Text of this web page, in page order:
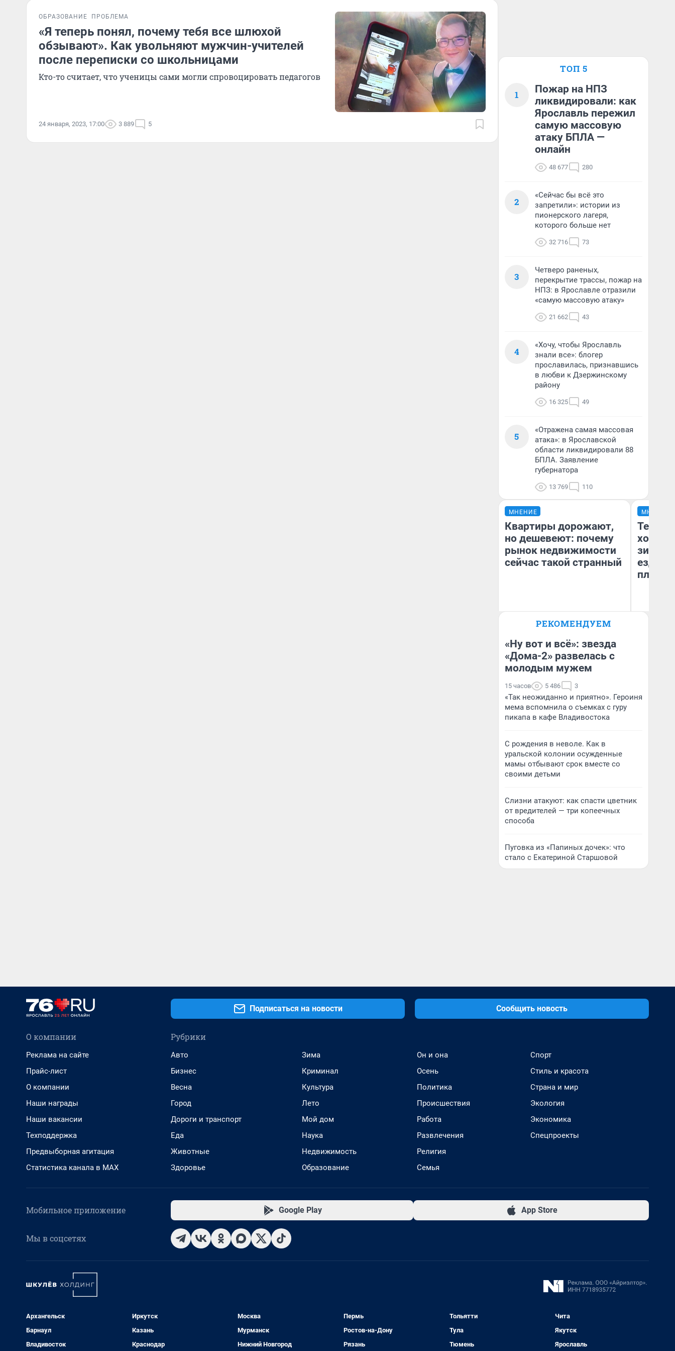
ОБРАЗОВАНИЕ ПРОБЛЕМА
«Я теперь понял, почему тебя все шлюхой
обзывают». Как увольняют мужчин-учителей
после переписки со школьницами
Кто-то считает, что ученицы сами могли спровоцировать педагогов
24 января, 2023, 17:00 3 889 5
ТОП 5
1
Пожар на НПЗ
ликвидировали: как
Ярославль пережил
самую массовую
атаку БПЛА —
онлайн
48 677 280
2
«Сейчас бы всё это
запретили»: истории из
пионерского лагеря,
которого больше нет
32 716 73
3
Четверо раненых,
перекрытие трассы, пожар на
НПЗ: в Ярославле отразили
«самую массовую атаку»
21 662 43
4
«Хочу, чтобы Ярославль
знали все»: блогер
прославилась, признавшись
в любви к Дзержинскому
району
16 325 49
5
«Отражена самая массовая
атака»: в Ярославской
области ликвидировали 88
БПЛА. Заявление
губернатора
13 769 110
МНЕНИЕ
Квартиры дорожают,
но дешевеют: почему
рынок недвижимости
сейчас такой странный
Екатерина Торопова
недвижимости
МНЕНИЕ
Тепло
зимой.
ездит
плюсы
РЕКОМЕНДУЕМ
«Ну вот и всё»: звезда
«Дома-2» развелась с
молодым мужем
15 часов 5 486 3
«Так неожиданно и приятно». Героиня
мема вспомнила о съемках с гуру
пикапа в кафе Владивостока
С рождения в неволе. Как в
уральской колонии осужденные
мамы отбывают срок вместе со
своими детьми
Слизни атакуют: как спасти цветник
от вредителей — три копеечных
способа
Пуговка из «Папиных дочек»: что
стало с Екатериной Старшовой
Подписаться на новости Сообщить новость
О компании
Реклама на сайте
Прайс-лист
О компании
Наши награды
Наши вакансии
Техподдержка
Предвыборная агитация
Статистика канала в MAX
Рубрики
Авто
Бизнес
Весна
Город
Дороги и транспорт
Еда
Животные
Здоровье
Зима
Криминал
Культура
Лето
Мой дом
Наука
Недвижимость
Образование
Он и она
Осень
Политика
Происшествия
Работа
Развлечения
Религия
Семья
Спорт
Стиль и красота
Страна и мир
Экология
Экономика
Спецпроекты
Мобильное приложение Google Play App Store
Мы в соцсетях
Архангельск
Барнаул
Владивосток
Иркутск
Казань
Краснодар
Москва
Мурманск
Нижний Новгород
Пермь
Ростов-на-Дону
Рязань
Тольятти
Тула
Тюмень
Чита
Якутск
Ярославль